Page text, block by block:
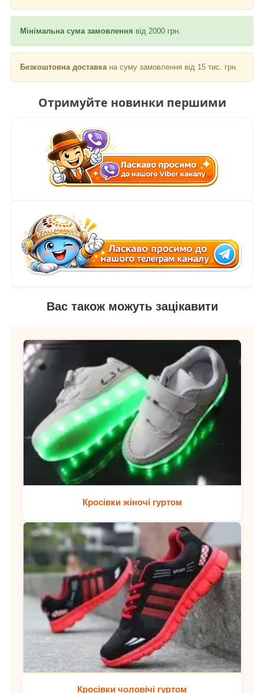
Мінімальна сума замовлення від 2000 грн.
Безкоштовна доставка на суму замовлення від 15 тис. грн.
Отримуйте новинки першими
Вас також можуть зацікавити
Кросівки жіночі гуртом
Кросівки чоловічі гуртом